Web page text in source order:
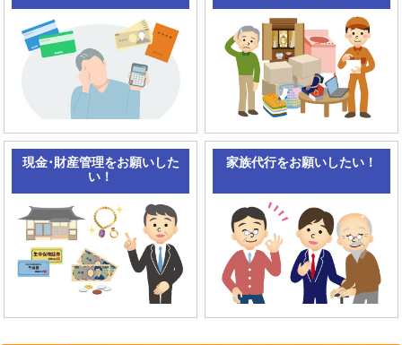
現金･財産管理をお願いした
い！
家族代行をお願いしたい！